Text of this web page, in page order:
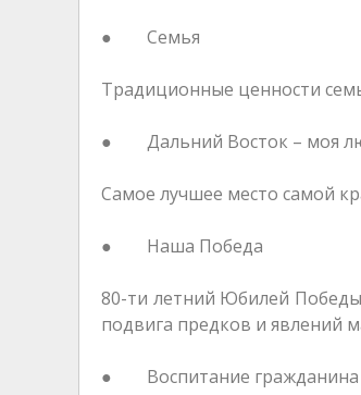
● Семья
Традиционные ценности
● Дальний Восток – моя
Самое лучшее место самой
● Наша Победа
80-ти летний Юбилей
подвига предков и явлений
● Воспитание гражданина